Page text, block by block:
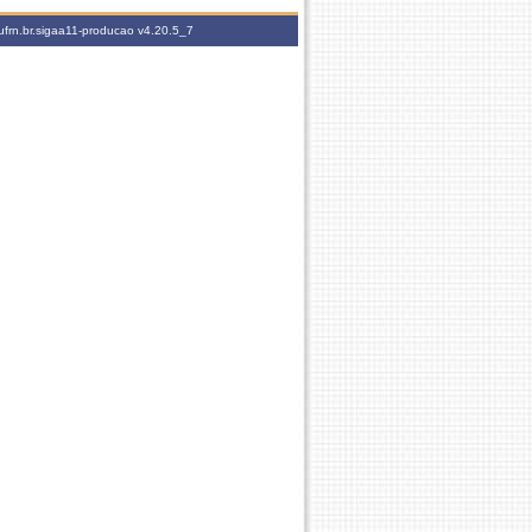
producao v4.20.5_7